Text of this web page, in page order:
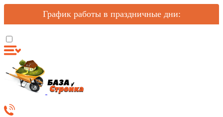
График работы в праздничные дни: